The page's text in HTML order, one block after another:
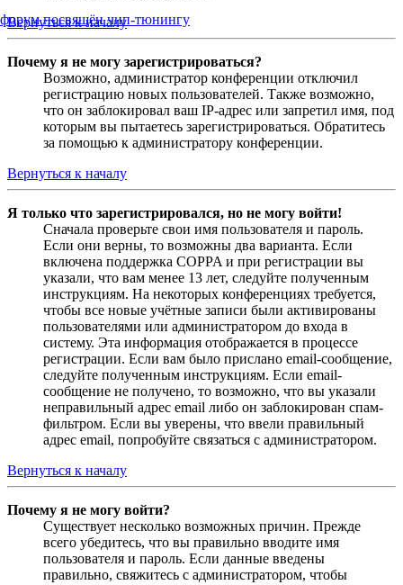
форум посвящён чип-тюнингу
Вернуться к началу
Почему я не могу зарегистрироваться?
Возможно, администратор конференции отключил
регистрацию новых пользователей. Также возможно,
что он заблокировал ваш IP-адрес или запретил имя, под
которым вы пытаетесь зарегистрироваться. Обратитесь
за помощью к администратору конференции.
Вернуться к началу
Я только что зарегистрировался, но не могу войти!
Сначала проверьте свои имя пользователя и пароль.
Если они верны, то возможны два варианта. Если
включена поддержка COPPA и при регистрации вы
указали, что вам менее 13 лет, следуйте полученным
инструкциям. На некоторых конференциях требуется,
чтобы все новые учётные записи были активированы
пользователями или администратором до входа в
систему. Эта информация отображается в процессе
регистрации. Если вам было прислано email-сообщение,
следуйте полученным инструкциям. Если email-
сообщение не получено, то возможно, что вы указали
неправильный адрес email либо он заблокирован спам-
фильтром. Если вы уверены, что ввели правильный
адрес email, попробуйте связаться с администратором.
Вернуться к началу
Почему я не могу войти?
Существует несколько возможных причин. Прежде
всего убедитесь, что вы правильно вводите имя
пользователя и пароль. Если данные введены
правильно, свяжитесь с администратором, чтобы